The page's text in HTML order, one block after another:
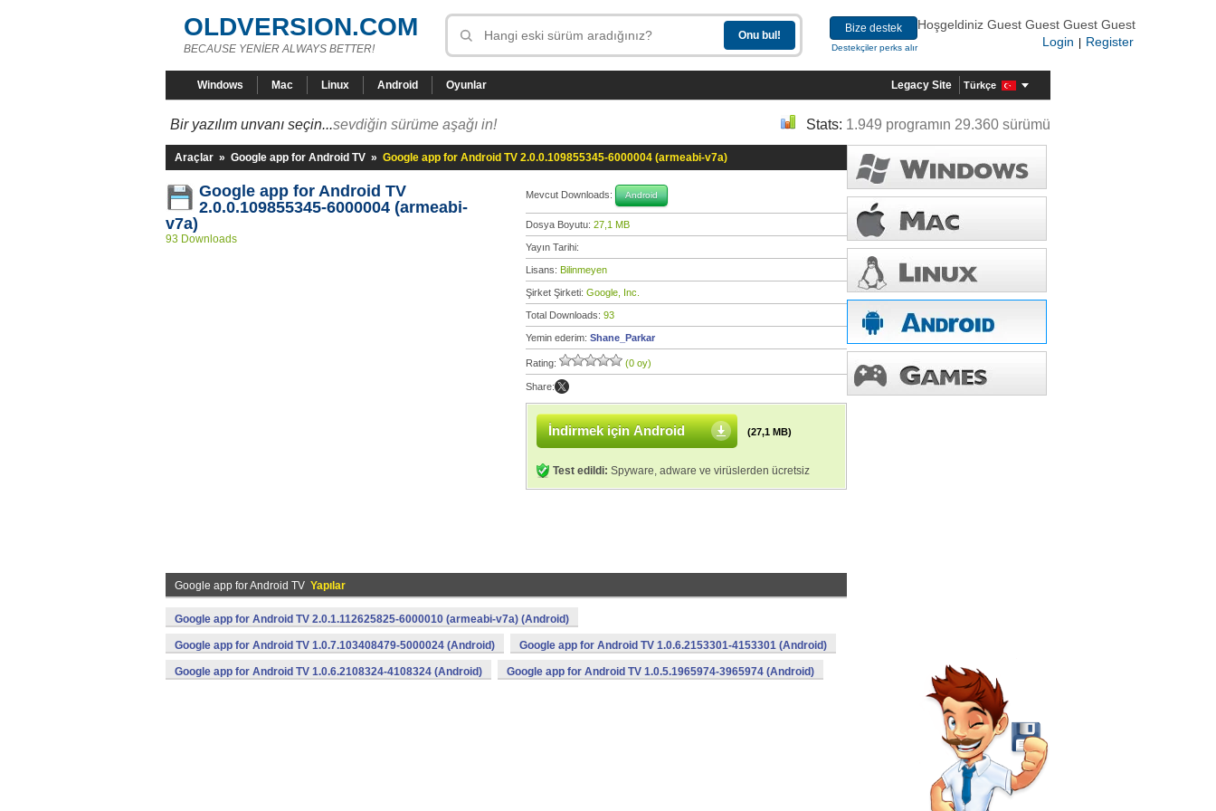
OLDVERSION.COM
BECAUSE YENİER ALWAYS BETTER!
Bize destek
Destekçiler perks alır
Hoşgeldiniz Guest Guest Guest Guest
Login
Register
Windows Mac Linux Android Oyunlar Legacy Site Türkçe
Bir yazılım unvanı seçin...sevdiğin sürüme aşağı in! Stats: 1.949 programın 29.360 sürümü
Araçlar » Google app for Android TV » Google app for Android TV 2.0.0.109855345-6000004 (armeabi-v7a)
Google app for Android TV
2.0.0.109855345-6000004 (armeabi-
v7a)
93 Downloads
Mevcut Downloads: Android
Dosya Boyutu: 27,1 MB
Yayın Tarihi:
Lisans: Bilinmeyen
Şirket Şirketi: Google, Inc.
Total Downloads: 93
Yemin ederim: Shane_Parkar
Rating: (0 oy)
Share:
İndirmek için Android (27,1 MB)
Test edildi: Spyware, adware ve virüslerden ücretsiz
Google app for Android TV Yapılar
Google app for Android TV 2.0.1.112625825-6000010 (armeabi-v7a) (Android)
Google app for Android TV 1.0.7.103408479-5000024 (Android) Google app for Android TV 1.0.6.2153301-4153301 (Android)
Google app for Android TV 1.0.6.2108324-4108324 (Android) Google app for Android TV 1.0.5.1965974-3965974 (Android)